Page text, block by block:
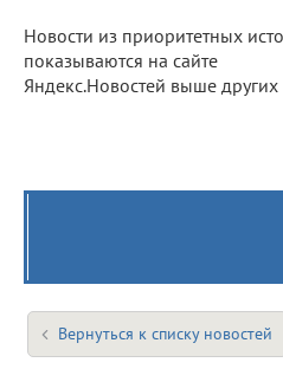
Новости из приоритетных
показываются на сайте
Яндекс.Новостей выше других
Вернуться к списку новостей